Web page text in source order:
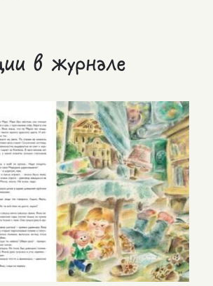
в журнале